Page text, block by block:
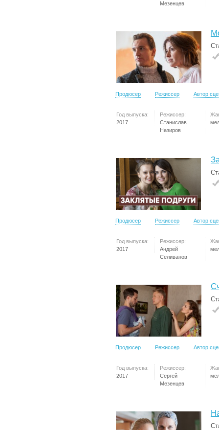
Мезенцев
Продюсер Режиссер Автор
Год выпуска:
2017
Режиссер:
Станислав
Назиров
Продюсер Режиссер Автор
Год выпуска:
2017
Режиссер:
Андрей
Селиванов
Продюсер Режиссер Автор
Год выпуска:
2017
Режиссер:
Сергей
Мезенцев